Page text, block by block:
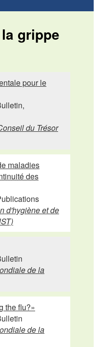
grippe
pour le
du Trésor
maladies
des
d'hygiène et de
de la
the flu?»
de la